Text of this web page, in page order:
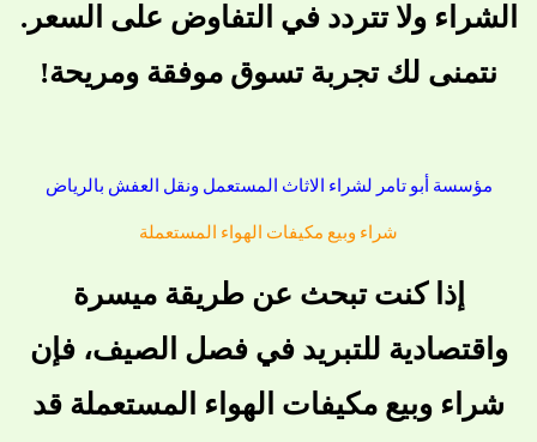
الشراء ولا تتردد في التفاوض على السعر.
نتمنى لك تجربة تسوق موفقة ومريحة!
مؤسسة أبو تامر لشراء الاثاث المستعمل ونقل العفش بالرياض
شراء وبيع مكيفات الهواء المستعملة
إذا كنت تبحث عن طريقة ميسرة
واقتصادية للتبريد في فصل الصيف، فإن
شراء وبيع مكيفات الهواء المستعملة قد